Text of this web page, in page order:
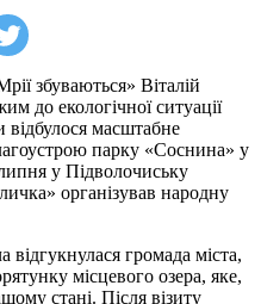
збуваються» Віталій
до екологічної ситуації
відбулося масштабне
парку «Соснина» у
у Підволочиську
організував народну
відгукнулася громада міста,
місцевого озера, яке,
стані. Після візиту